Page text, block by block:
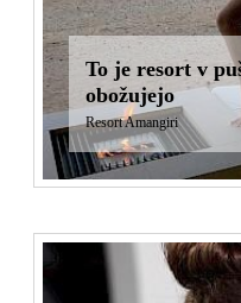
To je resort v
obožujejo
Resort Amangiri